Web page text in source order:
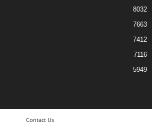
8032
7663
7412
7116
5949
Contact Us